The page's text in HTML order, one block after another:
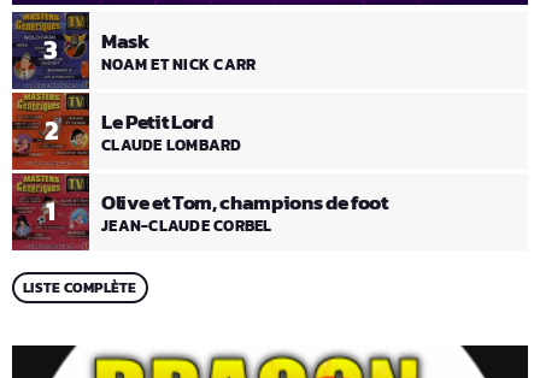
1 Olive et Tom, champions de foot
JEAN-CLAUDE CORBEL
2 Le Petit Lord
CLAUDE LOMBARD
3 Mask
NOAM ET NICK CARR
LISTE COMPLÈTE